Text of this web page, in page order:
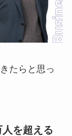
たらと思っ
を超える